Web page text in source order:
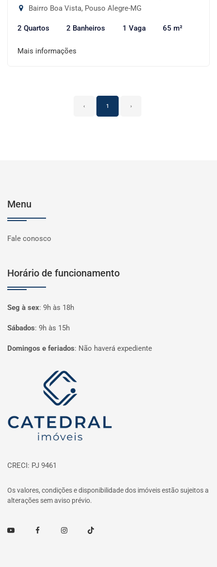
Bairro Boa Vista, Pouso Alegre-MG
2 Quartos 2 Banheiros 1 Vaga 65 m²
Mais informações
‹ 1 ›
Menu
Fale conosco
Horário de funcionamento
Seg à sex: 9h às 18h
Sábados: 9h às 15h
Domingos e feriados: Não haverá expediente
Página inicial
CRECI: PJ 9461
Os valores, condições e disponibilidade dos imóveis estão sujeitos a
alterações sem aviso prévio.
Youtube FacebookInstagramTikTok